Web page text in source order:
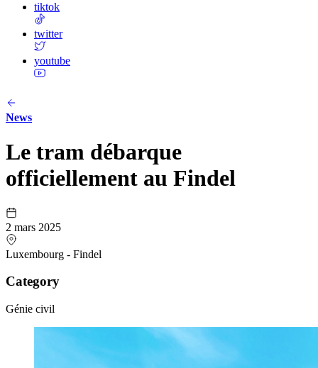
tiktok
twitter
youtube
News
Le tram débarque
officiellement au Findel
2 mars 2025
Luxembourg - Findel
Category
Génie civil